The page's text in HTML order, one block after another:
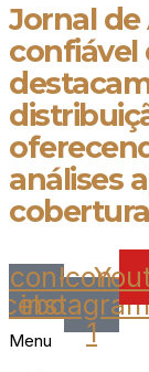
Jornal
confiável
análises
Icon-Icon-
1
Menu